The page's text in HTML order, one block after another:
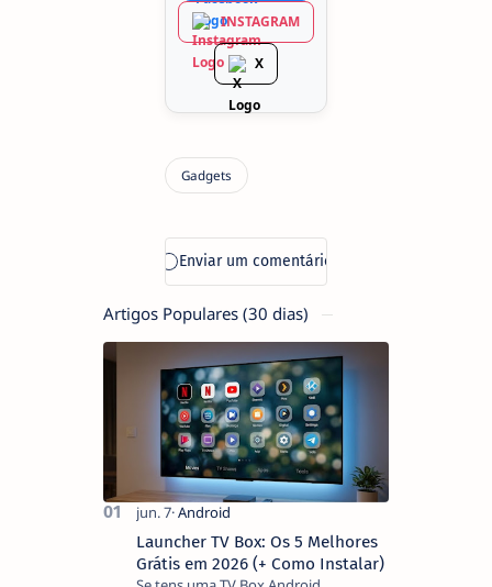
INSTAGRAM
X
Artigos Populares (30 dias)
Launcher TV Box: Os 5 Melhores
Grátis em 2026 (+ Como Instalar)